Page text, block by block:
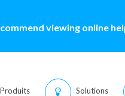
viewing online
Produits Solutions